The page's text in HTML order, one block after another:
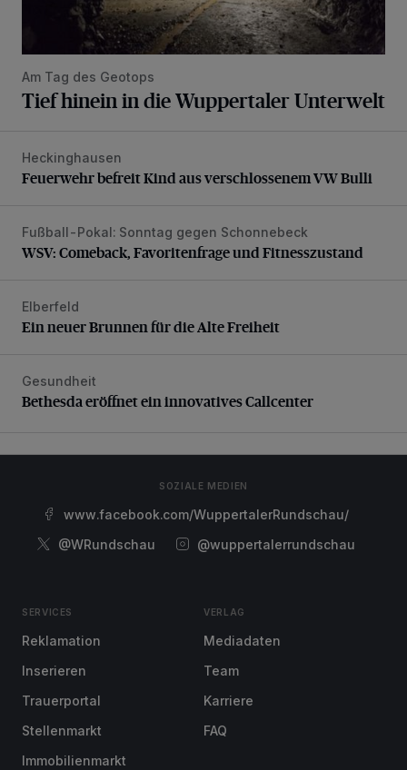
Am Tag des Geotops
Tief hinein in die Wuppertaler Unterwelt
Feuerwehr befreit Kind aus verschlossenem VW Bulli
Heckinghausen
Feuerwehr befreit Kind aus verschlossenem VW Bulli
WSV: Comeback, Favoritenfrage und Fitnesszustand
Fußball-Pokal: Sonntag gegen Schonnebeck
WSV: Comeback, Favoritenfrage und Fitnesszustand
Ein neuer Brunnen für die Alte Freiheit
Elberfeld
Ein neuer Brunnen für die Alte Freiheit
Bethesda eröffnet ein innovatives Callcenter
Gesundheit
Bethesda eröffnet ein innovatives Callcenter
SOZIALE MEDIEN
www.facebook.com/WuppertalerRundschau/
@WRundschau
@wuppertalerrundschau
SERVICES
Reklamation
Inserieren
Trauerportal
Stellenmarkt
Immobilienmarkt
VERLAG
Mediadaten
Team
Karriere
FAQ